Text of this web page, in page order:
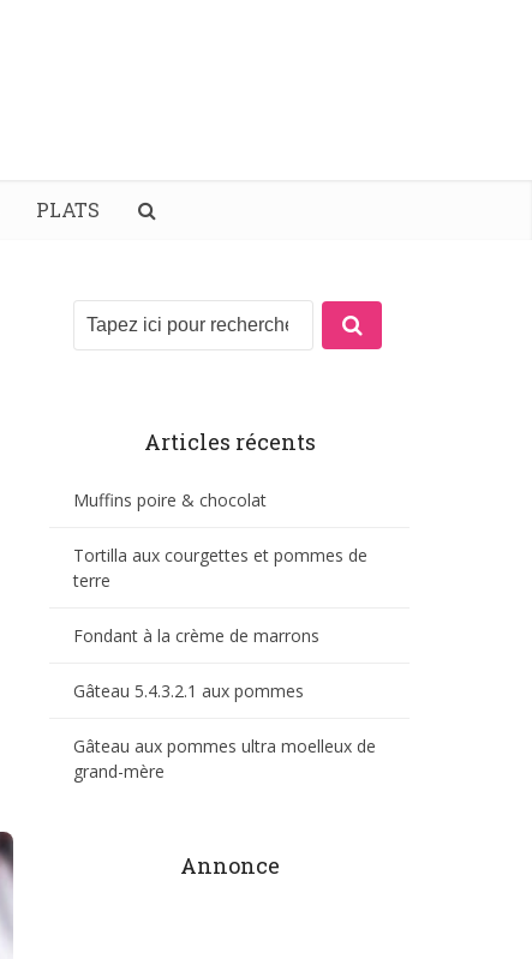
PLATS
Articles récents
Muffins poire & chocolat
Tortilla aux courgettes et pommes de
terre
Fondant à la crème de marrons
Gâteau 5.4.3.2.1 aux pommes
Gâteau aux pommes ultra moelleux de
grand-mère
Annonce